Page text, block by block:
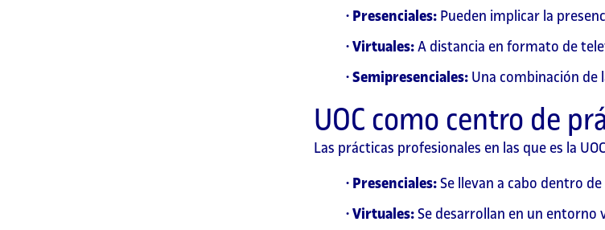
· Presenciales: Pueden implicar la
· Virtuales: A distancia en formato de
· Semipresenciales: Una combinación de
UOC como centro de
Las prácticas profesionales en las que es la
· Presenciales: Se llevan a cabo dentro
· Virtuales: Se desarrollan en un entorno